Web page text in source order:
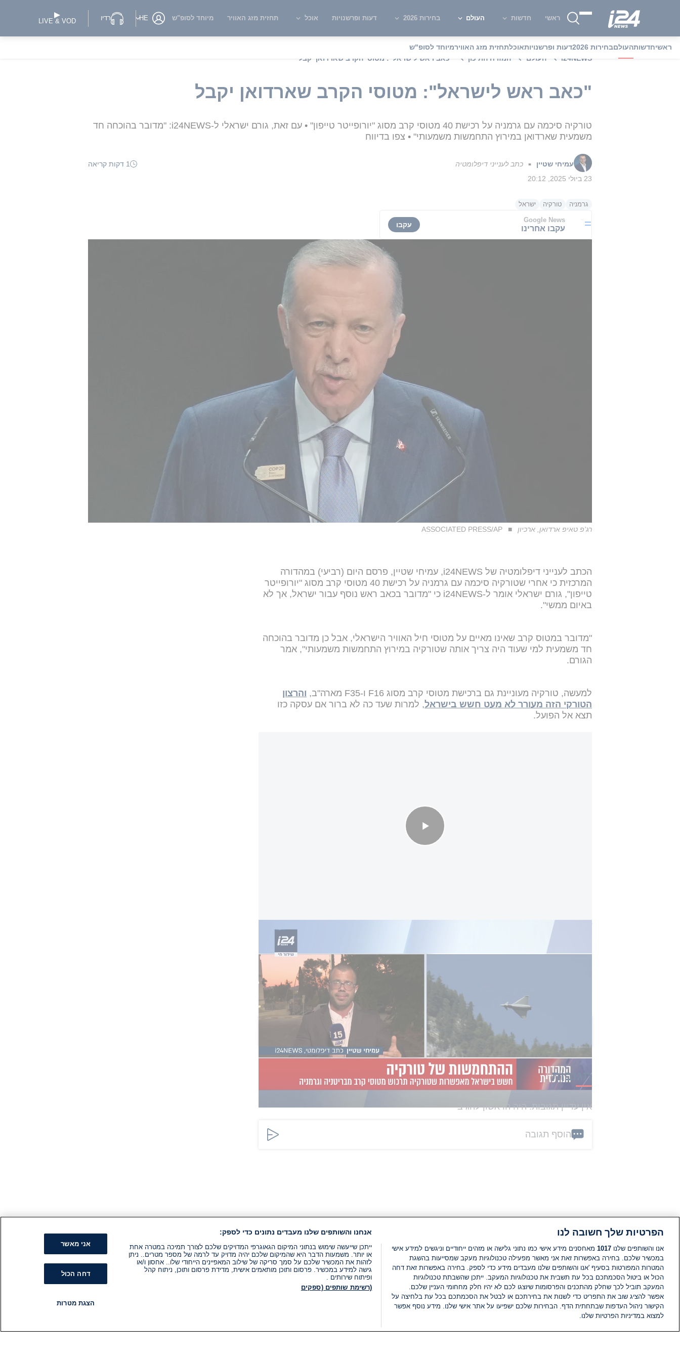
ראשי חדשות העולם בחירות 2026 דעות ופרשנויות אוכל תחזית מזג האוויר מיוחד לסופ"ש HE רדיו LIVE & VOD
ראשיחדשותהעולםבחירות 2026 דעות ופרשנויותאוכלתחזית מזג האווירמיוחד לסופ"ש
i24NEWS
העולם המזרח התיכון "כאב ראש לישראל": מטוסי הקרב שארדואן יקבל
"כאב ראש לישראל": מטוסי הקרב שארדואן יקבל
טורקיה סיכמה עם גרמניה על רכישת 40 מטוסי קרב מסוג "יורופייטר טייפון" • עם זאת, גורם ישראלי ל-i24NEWS: "מדובר בהוכחה חד
משמעית שארדואן במירוץ התחמשות משמעותי" • צפו בדיווח
עמיחי שטיין ■ כתב לענייני דיפלומטיה
1 דקות קריאה
23 ביולי 2025, 20:12
גרמניה טורקיה ישראל
Google News
עקבו אחרינו עקבו
רג'פ טאיפ ארדואן, ארכיון ASSOCIATED PRESS/AP
הכתב לענייני דיפלומטיה של i24NEWS, עמיחי שטיין, פרסם היום (רביעי) במהדורה
המרכזית כי אחרי שטורקיה סיכמה עם גרמניה על רכישת 40 מטוסי קרב מסוג "יורופייטר
טייפון", גורם ישראלי אומר ל-i24NEWS כי "מדובר בכאב ראש נוסף עבור ישראל, אך לא
באיום ממשי".
"מדובר במטוס קרב שאינו מאיים על מטוסי חיל האוויר הישראלי, אבל כן מדובר בהוכחה
חד משמעית למי שעוד היה צריך אותה שטורקיה במירוץ התחמשות משמעותי", אמר
הגורם.
למעשה, טורקיה מעוניינת גם ברכישת מטוסי קרב מסוג F16 ו-F35 מארה"ב,
והרצון
הטורקי הזה מעורר לא מעט חשש בישראל, למרות שעד כה לא ברור אם עסקה כזו
תצא אל הפועל.
"כאב ראש לישראל": מטוסי הקרב שטורקיה צפויה לקבל
ראש האופוזיציה יאיר לפיד אמר השבוע כי "אם לישראל היה משרד חוץ מתפקד, או
ממשלה נורמלית, היא היתה כבר מזמן מונעת את העסקה המתגבשת למכירת מטוסי
הכתבה הזו קיבלה 0 תגובות הוסף תגובה
תגובות
אין עדיין תגובות. היה הראשון להגיב
הוסף תגובה
הפרטיות שלך חשובה לנו
אנו והשותפים שלנו 1017 מאחסנים מידע אישי כמו נתוני גלישה או מזהים ייחודיים וניגשים למידע אישי
במכשיר שלכם. בחירה באפשרות זאת אני מאשר מפעילה טכנולוגיות מעקב שמסייעות בהשגת
המטרות המפורטות בסעיף 'אנו והשותפים שלנו מעבדים מידע כדי לספק. בחירה באפשרות זאת דחה
הכול או ביטול הסכמתכם בכל עת תשבית את טכנולוגיות המעקב. ייתכן שהשבתת טכנולוגיות
המעקב תוביל לכך שחלק מהתכנים והפרסומות שיוצגו לכם לא יהיו חלק מחחומי העניין שלכם.
אפשר להציג שוב את התפריט כדי לשנות את בחירתכם או לבטל את הסכמתכם בכל עת בלחיצה על
הקישור ניהול העדפות שבתחתית הדף. הבחירות שלכם ישפיעו על אתר אישי שלנו. מידע נוסף אפשר
למצוא במדיניות הפרטיות שלנו.
אנחנו והשותפים שלנו מעבדים נתונים כדי לספק:
ייתכן שייעשה שימוש בנתוני המיקום הגאוגרפי המדויקים שלכם לצורך תמיכה במטרה אחת
או יותר. משמעות הדבר היא שהמיקום שלכם יהיה מדויק עד לרמה של מספר מטרים.. ניתן
לזהות את המכשיר שלכם על סמך סריקה של שילוב המאפיינים הייחודי שלו.. אחסון ו/או
גישה למידע במכשיר. פרסום ותוכן מותאמים אישית, מדידת פרסום ותוכן, ניתוח קהל
ופיתוח שירותים .
(רשימת שותפים (ספקים
אני מאשר
דחה הכול
הצגת מטרות